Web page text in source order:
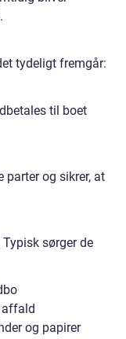
tydeligt fremgår:
til boet
parter og sikrer, at
sørger de
affald
og papirer